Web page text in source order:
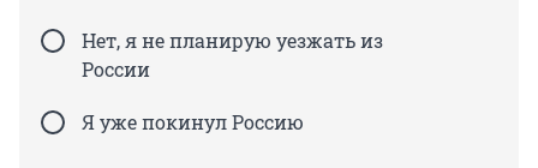
Нет, я не планирую уезжать из
России
Я уже покинул Россию